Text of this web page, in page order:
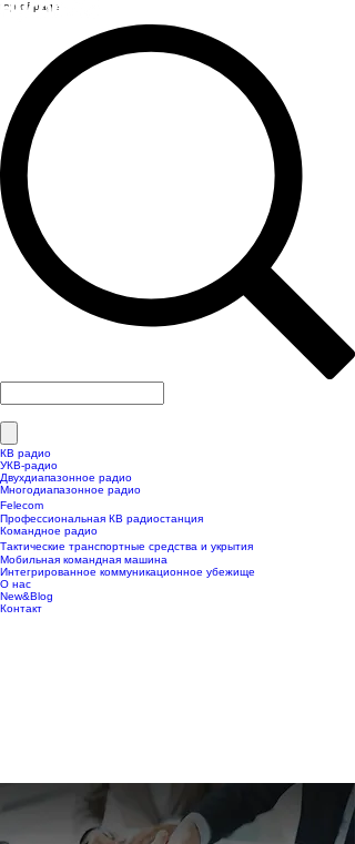
top of page
КВ радио
УКВ-радио
Двухдиапазонное радио
Многодиапазонное радио
Felecom
Профессиональная КВ радиостанция
Командное радио
Тактические транспортные средства и укрытия
Мобильная командная машина
Интегрированное коммуникационное убежище
О нас
New&Blog
Контакт